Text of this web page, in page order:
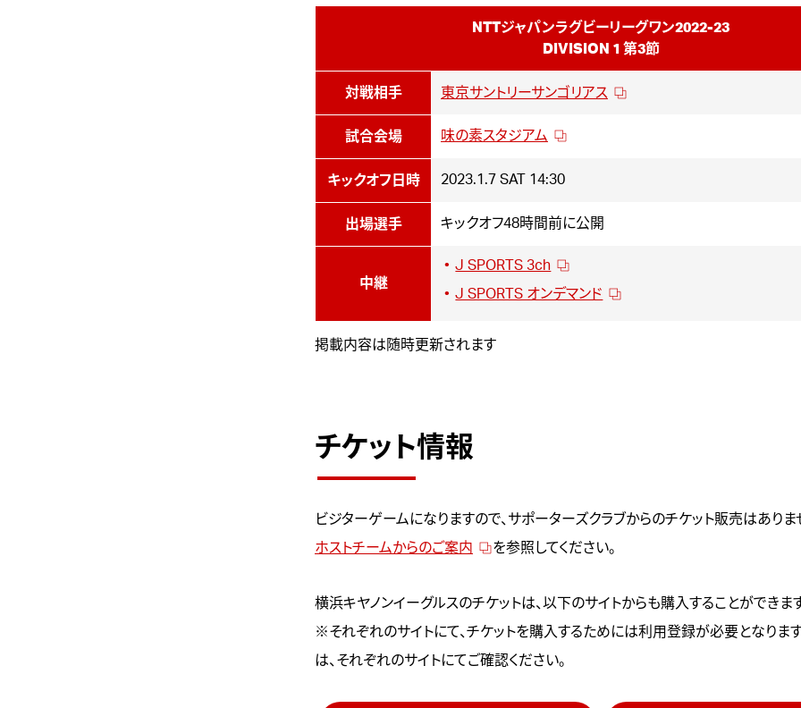
NTTジャパンラグビーリーグワン2022-23
DIVISION 1 第3節
対戦相手 東京サントリーサンゴリアス
試合会場 味の素スタジアム
キックオフ日時 2023.1.7 SAT 14:30
出場選手 キックオフ48時間前に公開
中継
J SPORTS 3ch
J SPORTS オンデマンド
掲載内容は随時更新されます
チケット情報
ビジターゲームになりますので、サポーターズクラブからのチケット販売はありま
ホストチームからのご案内
を参照してください。
横浜キヤノンイーグルスのチケットは、以下のサイトからも購入することができま
※それぞれのサイトにて、チケットを購入するためには利用登録が必要となりま
は、それぞれのサイトにてご確認ください。